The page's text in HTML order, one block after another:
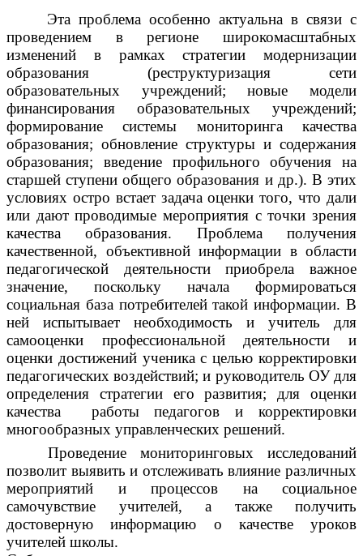
Эта проблема особенно актуальна в связи с
проведением в регионе широкомасштабных
изменений в рамках стратегии модернизации
образования (реструктуризация сети
образовательных учреждений; новые модели
финансирования образовательных учреждений;
формирование системы мониторинга качества
образования; обновление структуры и содержания
образования; введение профильного обучения на
старшей ступени общего образования и др.). В этих
условиях остро встает задача оценки того, что дали
или дают проводимые мероприятия с точки зрения
качества образования. Проблема получения
качественной, объективной информации в области
педагогической деятельности приобрела важное
значение, поскольку начала формироваться
социальная база потребителей такой информации. В
ней испытывает необходимость и учитель для
самооценки профессиональной деятельности и
оценки достижений ученика с целью корректировки
педагогических воздействий; и руководитель ОУ для
определения стратегии его развития; для оценки
качества работы педагогов и корректировки
многообразных управленческих решений.
Проведение мониторинговых исследований
позволит выявить и отслеживать влияние различных
мероприятий и процессов на социальное
самочувствие учителей, а также получить
достоверную информацию о качестве уроков
учителей школы.